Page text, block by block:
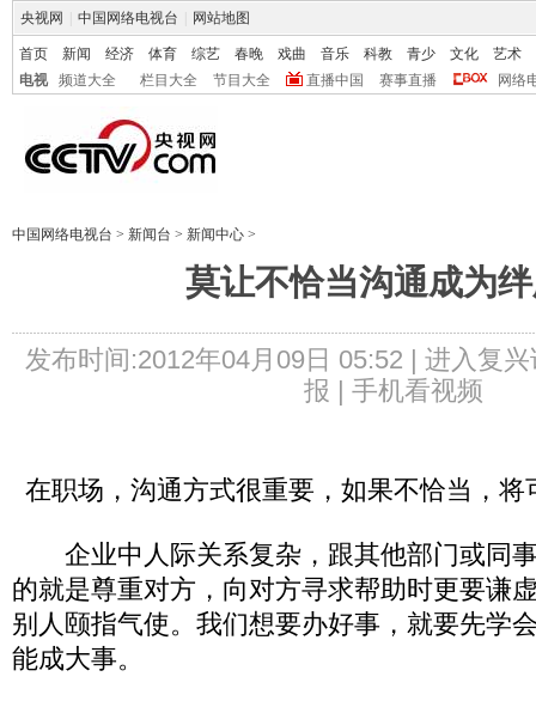
央视网 中国网络电视台 网站地图
首页 新闻 经济 体育 综艺 春晚 戏曲 音乐 科教 青少 文化
艺术
电视
频道大全 栏目大全 节目大全 直播中国 赛事直播 网络
中国网络电视台 > 新闻台 > 新闻中心 >
莫让不恰当沟通成为
发布时间:2012年04月09日 05:52 | 进入复兴
报 | 手机看视频
在职场，沟通方式很重要，如果不恰当，将
企业中人际关系复杂，跟其他部门或同
的就是尊重对方，向对方寻求帮助时更要谦
别人颐指气使。我们想要办好事，就要先学
能成大事。